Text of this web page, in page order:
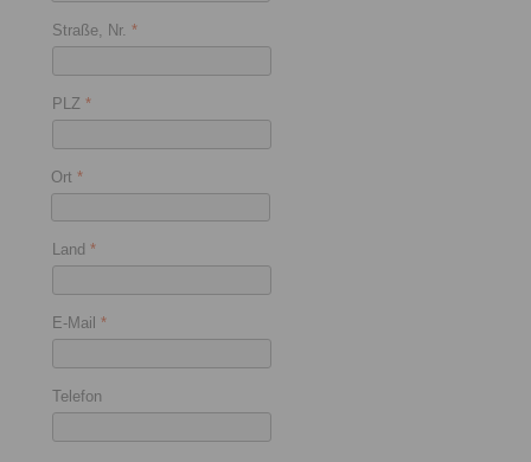
Straße, Nr. *
PLZ *
Ort *
Land *
E-Mail *
Telefon